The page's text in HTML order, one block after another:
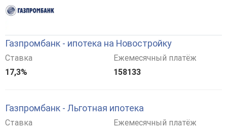
Газпромбанк - ипотека на Новостройку
Ставка
17,3%
Ежемесячный платёж
158133
Газпромбанк - Льготная ипотека
Ставка
Ежемесячный платёж